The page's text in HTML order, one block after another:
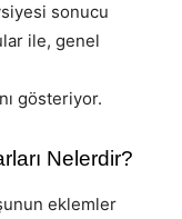
sonucu
ile, genel
gösteriyor.
Nelerdir?
eklemler